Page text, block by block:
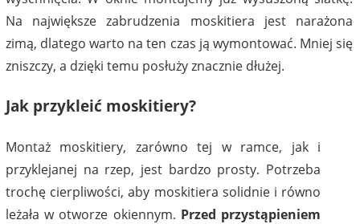
Jak przykleić moskitiery?
Montaż moskitiery, zarówno tej w ramce, jak i
przyklejanej na rzep, jest bardzo prosty. Potrzeba
trochę cierpliwości, aby moskitiera solidnie i równo
leżała w otworze okiennym. Przed przystąpieniem
Na największe zabrudzenia moskitiera jest narażona
zimą, dlatego warto na ten czas ją wymontować. Mniej się
zniszczy, a dzięki temu posłuży znacznie dłużej.